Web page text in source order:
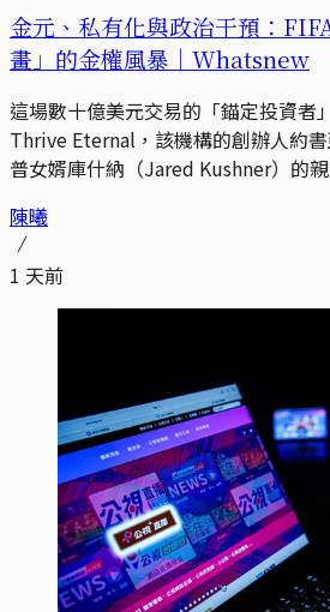
金元、私有化與政治干預：
畫」的金權風暴｜Whatsnew
這場數十億美元交易的「錨定投資者
Thrive Eternal，該機構的創辦人約
普女婿庫什納（Jared Kushner）的親
陳曦
1 天前